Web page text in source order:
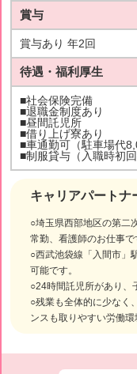
キャリアパートナ
○埼玉県西部地区の第二
常勤、看護師のお仕事で
○西武池袋線「入間市」
可能です。
○24時間託児所があり、
○残業も全体的に少なく
ンスも取りやすい労働環
賞与
賞与あり 年2回
待遇・福利厚生
■社会保険完備
■退職金制度あり
■昼間託児所
■借り上げ寮あり
■車通勤可（駐車場代
■制服貸与（入職時初